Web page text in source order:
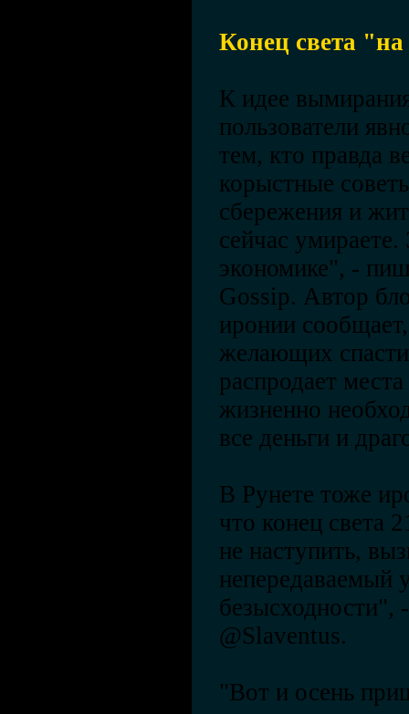
Конец света
К идее
пользователи
тем, кто правда
корыстные
сбережения и
сейчас
экономике", -
Gossip. Автор
иронии
желающих
распродает
жизненно
все деньги и
В Рунете тоже
что конец света
не наступить,
непередаваемый
@Slaventus.
"Вот и осень